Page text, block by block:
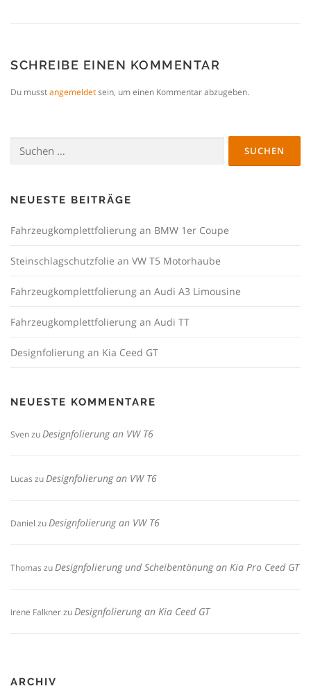
SCHREIBE EINEN KOMMENTAR
Du musstangemeldetsein, um einen Kommentar abzugeben.
nach:
NEUESTE BEITRÄGE
Fahrzeugkomplettfolierung an BMW 1er Coupe
Steinschlagschutzfolie an VW T5 Motorhaube
Fahrzeugkomplettfolierung an Audi A3 Limousine
Fahrzeugkomplettfolierung an Audi TT
Designfolierung an Kia Ceed GT
NEUESTE KOMMENTARE
SvenzuDesignfolierung an VW T6
Lucas zuDesignfolierung an VW T6
Daniel zuDesignfolierung an VW T6
Thomas zuDesignfolierung und Scheibentönung an Kia Pro Ceed GT
Irene FalknerzuDesignfolierung an Kia Ceed GT
ARCHIV